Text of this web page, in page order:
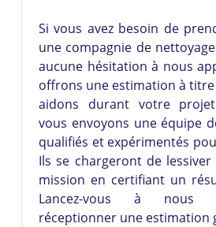
Si vous avez besoin de
une compagnie de
aucune hésitation à nous
offrons une estimation à
aidons durant votre
vous envoyons une équipe
qualifiés et expérimentés
Ils se chargeront de
mission en certifiant un
Lancez-vous à nous
réceptionner une estimation